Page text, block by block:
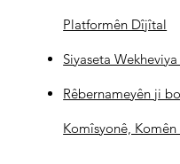
Platformên Dîjîtal
Siyaseta
Rêbernameyên ji
Komîsyonê,